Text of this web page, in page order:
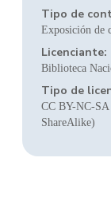
Tipo de
Exposición de
Licenciante:
Biblioteca
Tipo de
CC BY-NC-
ShareAlike)